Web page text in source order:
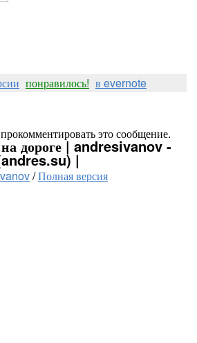
понравилось! в evernote
это сообщение.
дороге | andresivanov -
|
/Полная версия